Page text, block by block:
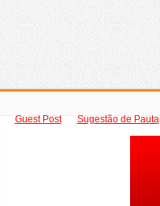
Guest Post Sugestão de Pauta